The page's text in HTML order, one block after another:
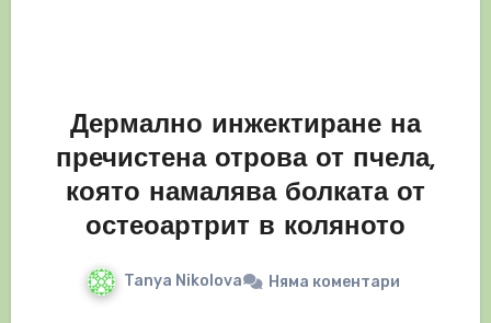
Дермално инжектиране на
пречистена отрова от пчела,
която намалява болката от
остеоартрит в коляното
Tanya Nikolova Няма коментари